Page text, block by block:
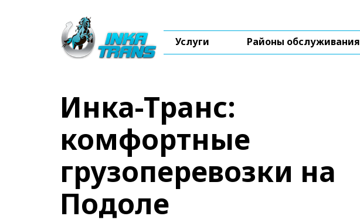
Услуги Районы обслуживания
Инка-Транс:
комфортные
грузоперевозки на
Подоле